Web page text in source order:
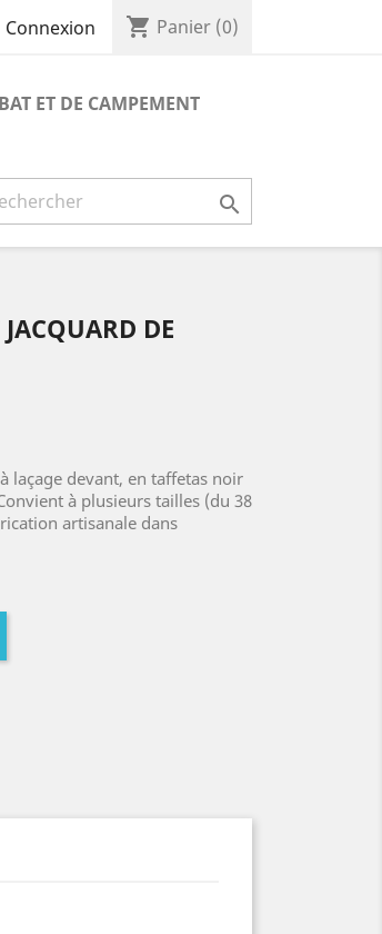
Connexion shopping_cart Panier (0)
ET DE CAMPEMENT

DE
laçage devant, en taffetas noir
à plusieurs tailles (du 38
artisanale dans